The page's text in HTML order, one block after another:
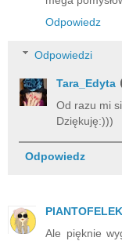
Odpowiedz
Odpowiedzi
Tara_Edyta
Od razu mi
Dziękuję:)))
Odpowiedz
PlANTOFELEK
Ale pięknie